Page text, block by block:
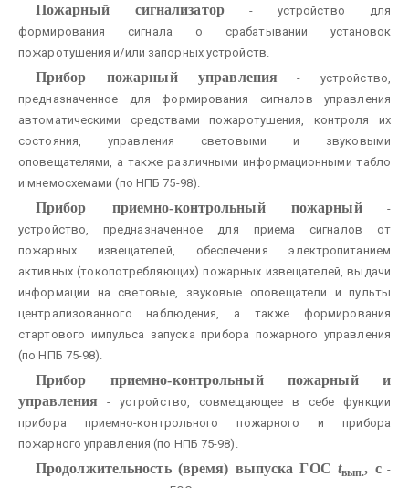
Пожарный сигнализатор- устройство для
формирования сигнала о срабатывании установок
пожаротушения и/или запорных устройств.
Прибор пожарный управления - устройство,
предназначенное для формирования сигналов управления
автоматическими средствами пожаротушения, контроля их
состояния, управления световыми и звуковыми
оповещателями, а также различными информационными табло
и мнемосхемами (по НПБ 75-98).
Прибор приемно-контрольный пожарный-
устройство, предназначенное для приема сигналов от
пожарных извещателей, обеспечения электропитанием
активных (токопотребляющих) пожарных извещателей, выдачи
информации на световые, звуковые оповещатели и пульты
централизованного наблюдения, а также формирования
стартового импульса запуска прибора пожарного управления
(по НПБ 75-98).
Прибор приемно-контрольный пожарный и
управления - устройство, совмещающее в себе функции
прибора приемно-контрольного пожарного и прибора
пожарного управления (по НПБ 75-98).
Продолжительность (время) выпуска ГОС tвып., с-